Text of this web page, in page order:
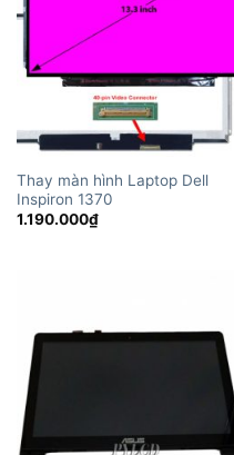
Thay màn hình Laptop Dell
Inspiron 1370
1.190.000₫